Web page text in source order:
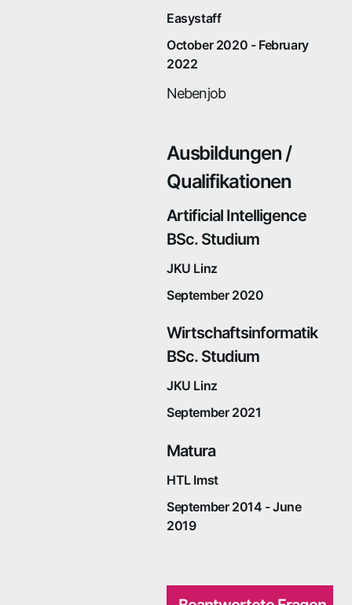
Easystaff
October 2020 - February
2022
Nebenjob
Ausbildungen /
Qualifikationen
Artificial Intelligence
BSc. Studium
JKU Linz
September 2020
Wirtschaftsinformatik
BSc. Studium
JKU Linz
September 2021
Matura
HTL Imst
September 2014 - June
2019